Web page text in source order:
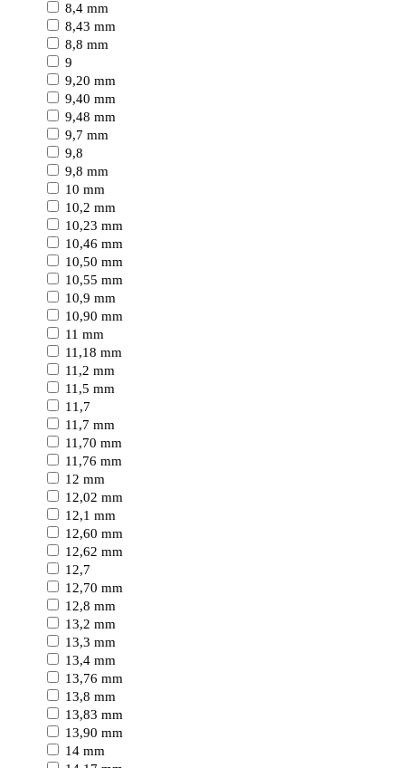
8,4 mm
8,43 mm
8,8 mm
9
9,20 mm
9,40 mm
9,48 mm
9,7 mm
9,8
9,8 mm
10 mm
10,2 mm
10,23 mm
10,46 mm
10,50 mm
10,55 mm
10,9 mm
10,90 mm
11 mm
11,18 mm
11,2 mm
11,5 mm
11,7
11,7 mm
11,70 mm
11,76 mm
12 mm
12,02 mm
12,1 mm
12,60 mm
12,62 mm
12,7
12,70 mm
12,8 mm
13,2 mm
13,3 mm
13,4 mm
13,76 mm
13,8 mm
13,83 mm
13,90 mm
14 mm